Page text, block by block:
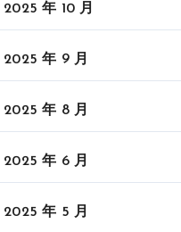
2025 年 10 月
2025 年 9 月
2025 年 8 月
2025 年 6 月
2025 年 5 月